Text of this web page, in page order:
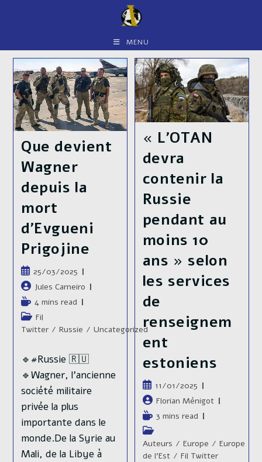
MENU
Que devient
Wagner
depuis la
mort
d’Evgueni
Prigojine
Publication
publiée :
25/03/2025
Auteur/autrice
de
la
publication :
Jules Carneiro
Temps
de
lecture :
4 mins read
Post
category:
Fil
Twitter / Russie / Uncategorized
🔹#Russie 🇷🇺
🔹Wagner, l’ancienne
société militaire
privée la plus
importante dans le
monde.De la Syrie au
Mali, de la Libye à
« L’OTAN
devra
contenir la
Russie
pendant au
moins 10
ans » selon
les services
de
renseignem
ent
estoniens
Publication
publiée :
11/01/2025
Auteur/autrice
de
la
publication :
Florian Ménigot
Temps
de
lecture :
3 mins read
Post
category:
Auteurs / Europe / Europe
de l'Est / Fil Twitter